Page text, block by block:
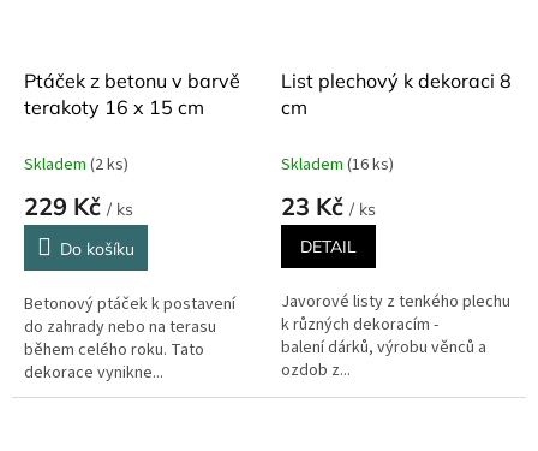
Ptáček z betonu v barvě
terakoty 16 x 15 cm
Skladem (2 ks)
229 Kč / ks
Do košíku
Betonový ptáček k postavení
do zahrady nebo na terasu
během celého roku. Tato
dekorace vynikne...
List plechový k dekoraci 8
cm
Skladem (16 ks)
23 Kč / ks
DETAIL
Javorové listy z tenkého plechu
k různých dekoracím -
balení dárků, výrobu věnců a
ozdob z...